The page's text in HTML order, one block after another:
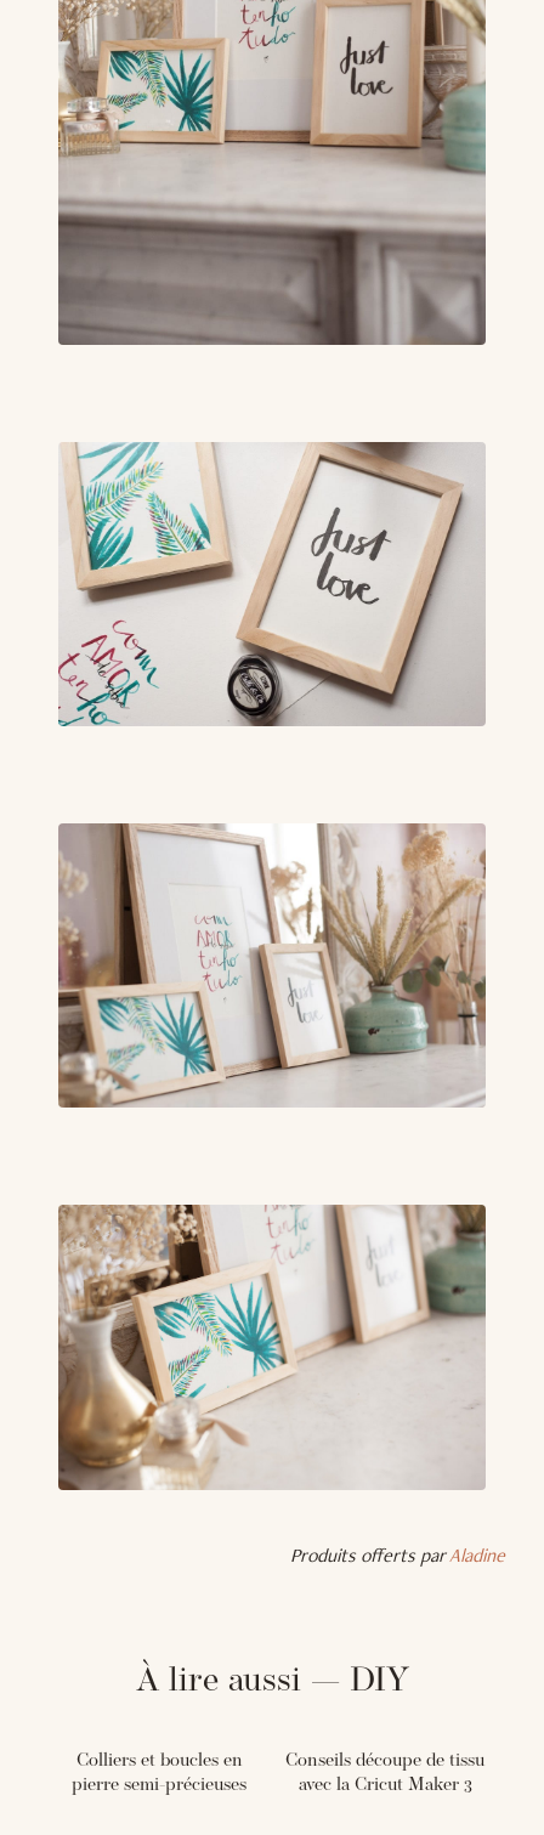
Produits offerts parAladine
À lire aussi — DIY
Colliers et boucles en
pierre semi-précieuses
Conseils découpe de tissu
avec la Cricut Maker 3